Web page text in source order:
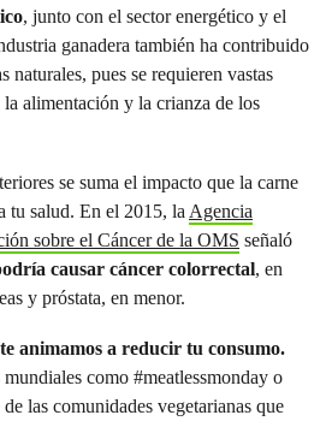
, junto con el sector energético y el
ganadera también ha contribuido
naturales, pues se requieren vastas
la alimentación y la crianza de los
se suma el impacto que la carne
tu salud. En el 2015, laAgencia
sobre el Cáncer de la OMS señaló
causar cáncer colorrectal, en
y próstata, en menor.
te animamos a reducir tu consumo.
como #meatlessmonday o
las comunidades vegetarianas que